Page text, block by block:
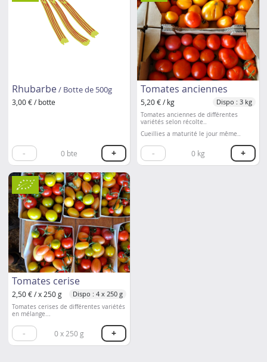
Rhubarbe/ Botte de 500g
3,00 € / botte
- 0bte +
Tomates anciennes
5,20 € / kg Dispo : 3 kg
Tomates anciennes de différentes
variétés selon récolte..
Cueillies a maturité le jour même..
- 0kg +
Tomates cerise
2,50 € / x 250 g Dispo : 4 x 250 g
Tomates cerises de différentes variétés
en mélange...
- 0x 250 g +